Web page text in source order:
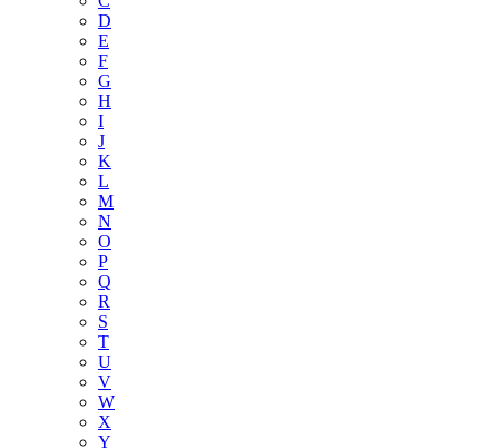
D
E
F
G
H
I
J
K
L
M
N
O
P
Q
R
S
T
U
V
W
X
Y